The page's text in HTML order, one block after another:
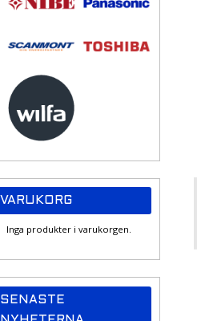
VARUKORG
Inga produkter i varukorgen.
SENASTE